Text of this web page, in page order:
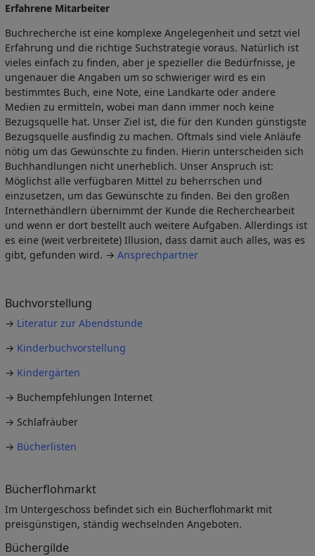
Erfahrene Mitarbeiter
Buchrecherche ist eine komplexe Angelegenheit und setzt viel
Erfahrung und die richtige Suchstrategie voraus. Natürlich ist
vieles einfach zu finden, aber je spezieller die Bedürfnisse, je
ungenauer die Angaben um so schwieriger wird es ein
bestimmtes Buch, eine Note, eine Landkarte oder andere
Medien zu ermitteln, wobei man dann immer noch keine
Bezugsquelle hat. Unser Ziel ist, die für den Kunden günstigste
Bezugsquelle ausfindig zu machen. Oftmals sind viele Anläufe
nötig um das Gewünschte zu finden. Hierin unterscheiden sich
Buchhandlungen nicht unerheblich. Unser Anspruch ist:
Möglichst alle verfügbaren Mittel zu beherrschen und
einzusetzen, um das Gewünschte zu finden. Bei den großen
Internethändlern übernimmt der Kunde die Recherchearbeit
und wenn er dort bestellt auch weitere Aufgaben. Allerdings ist
es eine (weit verbreitete) Illusion, dass damit auch alles, was es
gibt, gefunden wird. → Ansprechpartner
Buchvorstellung
→ Literatur zur Abendstunde
→ Kinderbuchvorstellung
→ Kindergärten
→ Buchempfehlungen Internet
→ Schlafräuber
→ Bücherlisten
Bücherflohmarkt
Im Untergeschoss befindet sich ein Bücherflohmarkt mit
preisgünstigen, ständig wechselnden Angeboten.
Büchergilde